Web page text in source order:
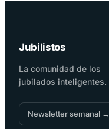
Jubilistos
La comunidad de los
jubilados inteligentes.
Newsletter semanal →